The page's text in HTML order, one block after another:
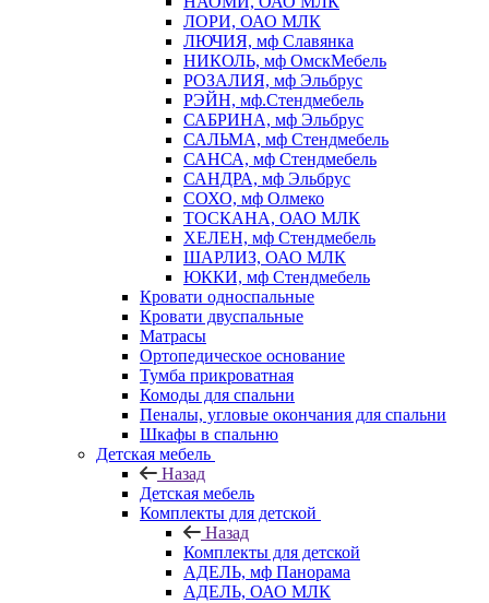
ЛОРИ, ОАО МЛК
ЛЮЧИЯ, мф Славянка
НИКОЛЬ, мф ОмскМебель
РОЗАЛИЯ, мф Эльбрус
РЭЙН, мф.Стендмебель
САБРИНА, мф Эльбрус
САЛЬМА, мф Стендмебель
САНСА, мф Стендмебель
САНДРА, мф Эльбрус
СОХО, мф Олмеко
ТОСКАНА, ОАО МЛК
ХЕЛЕН, мф Стендмебель
ШАРЛИЗ, ОАО МЛК
ЮККИ, мф Стендмебель
Кровати односпальные
Кровати двуспальные
Матрасы
Ортопедическое основание
Тумба прикроватная
Комоды для спальни
Пеналы, угловые окончания для спальни
Шкафы в спальню
Детская мебель
Назад
Детская мебель
Комплекты для детской
Назад
Комплекты для детской
АДЕЛЬ, мф Панорама
АДЕЛЬ, ОАО МЛК